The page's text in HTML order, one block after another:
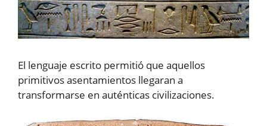
El lenguaje escrito permitió que aquellos
primitivos asentamientos llegaran a
transformarse en auténticas civilizaciones.